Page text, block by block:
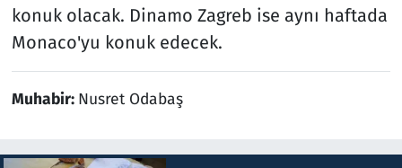
konuk olacak. Dinamo Zagreb ise aynı haftada
Monaco'yu konuk edecek.
Muhabir: Nusret Odabaş